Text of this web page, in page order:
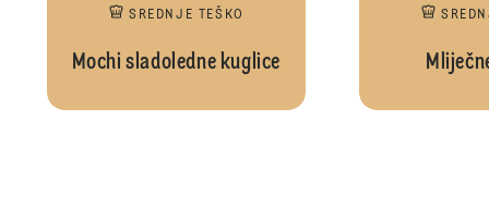
SREDNJE TEŠKO
Mochi sladoledne kuglice